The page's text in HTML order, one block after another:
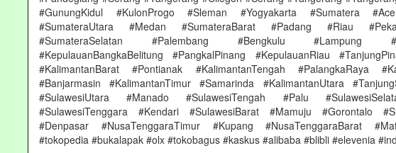
#GunungKidul #KulonProgo #Sleman #Yogyakarta #Sumatera
#SumateraUtara #Medan #SumateraBarat #Padang #Riau
#SumateraSelatan #Palembang #Bengkulu #Lampung
#KepulauanBangkaBelitung #PangkalPinang #KepulauanRiau
#KalimantanBarat #Pontianak #KalimantanTengah #PalangkaRaya
#Banjarmasin #KalimantanTimur #Samarinda #KalimantanUtara
#SulawesiUtara #Manado #SulawesiTengah #Palu
#SulawesiTenggara #Kendari #SulawesiBarat #Mamuju #Gorontalo
#Denpasar #NusaTenggaraTimur #Kupang #NusaTenggaraBarat
#tokopedia #bukalapak #olx #tokobagus #kaskus #alibaba #blibli #elevenia